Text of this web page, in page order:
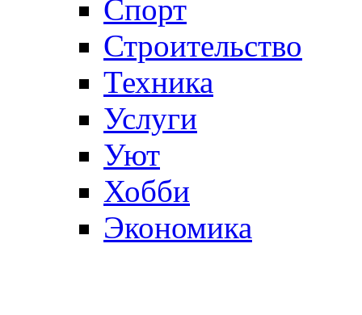
Спорт
Строительство
Техника
Услуги
Уют
Хобби
Экономика